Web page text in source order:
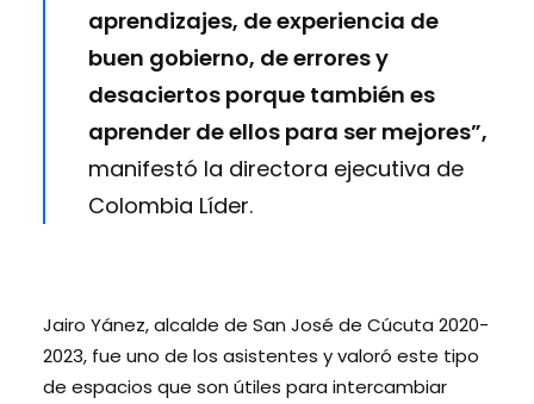
aprendizajes, de experiencia de
buen gobierno, de errores y
desaciertos porque también es
aprender de ellos para ser mejores”,
manifestó la directora ejecutiva de
Colombia Líder.
Jairo Yánez, alcalde de San José de Cúcuta 2020-
2023, fue uno de los asistentes y valoró este tipo
de espacios que son útiles para intercambiar